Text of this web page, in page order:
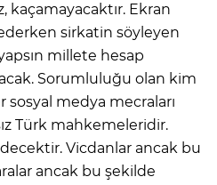
Ekran
sirkatin söyleyen
millete hesap
Sorumluluğu olan kim
sosyal medya mecraları
Türk mahkemeleridir.
Vicdanlar ancak bu
ancak bu şekilde